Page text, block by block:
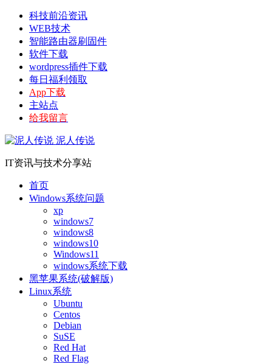
科技前沿资讯
WEB技术
智能路由器刷固件
软件下载
wordpress插件下载
每日福利领取
App下载
主站点
给我留言
泥人传说
IT资讯与技术分享站
首页
Windows系统问题
xp
windows7
windows8
windows10
Windows11
windows系统下载
黑苹果系统(破解版)
Linux系统
Ubuntu
Centos
Debian
SuSE
Red Hat
Red Flag